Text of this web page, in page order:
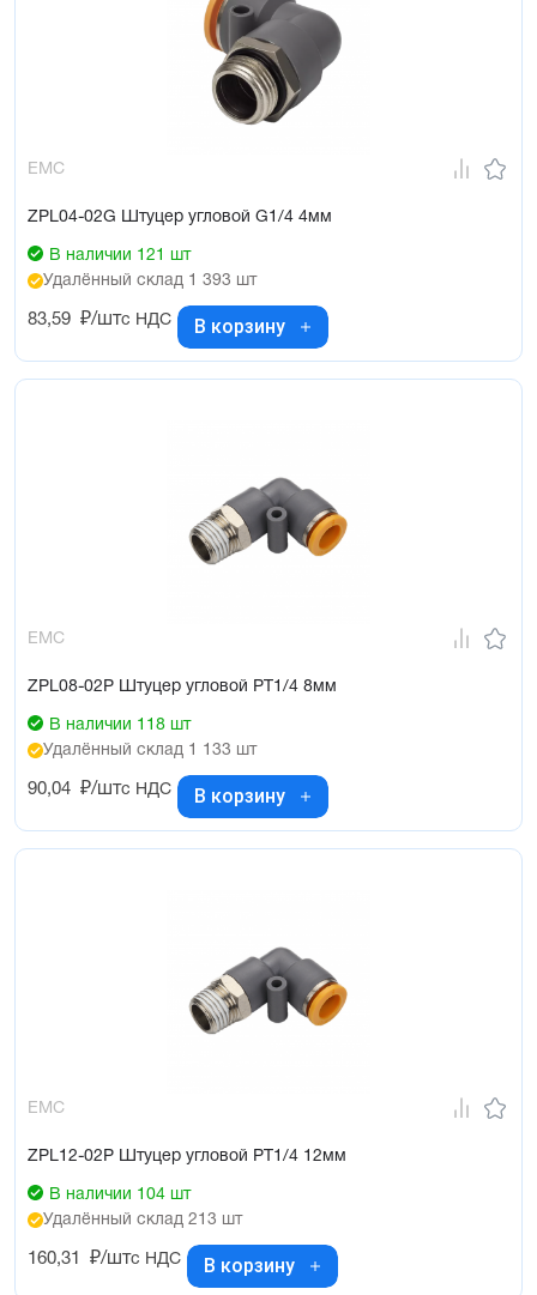
EMC
ZPL04-02G Штуцер угловой G1/4 4мм
В наличии 121 шт
Удалённый склад 1 393 шт
83,59 ₽/штс НДС В корзину
EMC
ZPL08-02P Штуцер угловой PT1/4 8мм
В наличии 118 шт
Удалённый склад 1 133 шт
90,04 ₽/штс НДС В корзину
EMC
ZPL12-02P Штуцер угловой PT1/4 12мм
В наличии 104 шт
Удалённый склад 213 шт
160,31 ₽/штс НДС В корзину